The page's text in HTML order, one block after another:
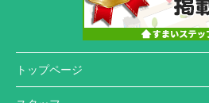
トップページ